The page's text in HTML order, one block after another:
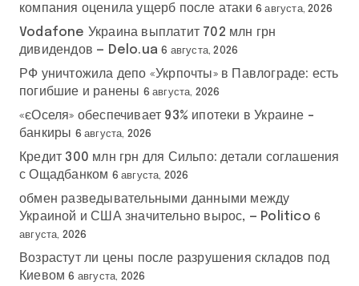
компания оценила ущерб после атаки 6 августа, 2026
Vodafone Украина выплатит 702 млн грн
дивидендов — Delo.ua 6 августа, 2026
РФ уничтожила депо «Укрпочты» в Павлограде: есть
погибшие и ранены 6 августа, 2026
«єОселя» обеспечивает 93% ипотеки в Украине –
банкиры 6 августа, 2026
Кредит 300 млн грн для Сильпо: детали соглашения
с Ощадбанком 6 августа, 2026
обмен разведывательными данными между
Украиной и США значительно вырос, — Politico 6
августа, 2026
Возрастут ли цены после разрушения складов под
Киевом 6 августа, 2026